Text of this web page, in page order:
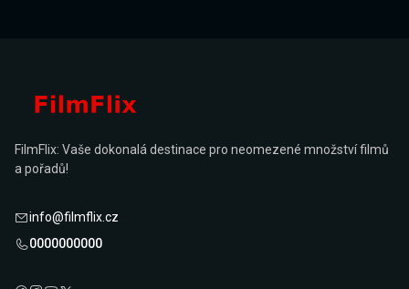
FilmFlix: Vaše dokonalá destinace pro neomezené množství filmů
a pořadů!
info@filmflix.cz
0000000000